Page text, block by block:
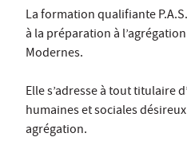
La formation qualifiante
à la préparation à
Modernes.
Elle s’adresse à tout titulaire
humaines et sociales
agrégation.